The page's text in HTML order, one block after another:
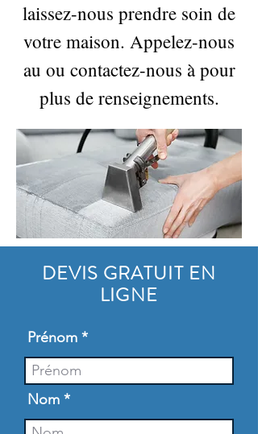
laissez-nous prendre soin de
votre maison. Appelez-nous
au ou contactez-nous à pour
plus de renseignements.
DEVIS GRATUIT EN
LIGNE
Prénom
Nom